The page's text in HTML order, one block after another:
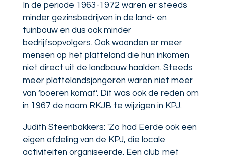
In de periode 1963-1972 waren er steeds
minder gezinsbedrijven in de land- en
tuinbouw en dus ook minder
bedrijfsopvolgers. Ook woonden er meer
mensen op het platteland die hun inkomen
niet direct uit de landbouw haalden. Steeds
meer plattelandsjongeren waren niet meer
van ‘boeren komaf’. Dit was ook de reden om
in 1967 de naam RKJB te wijzigen in KPJ.
Judith Steenbakkers: 'Zo had Eerde ook een
eigen afdeling van de KPJ, die locale
activiteiten organiseerde. Een club met